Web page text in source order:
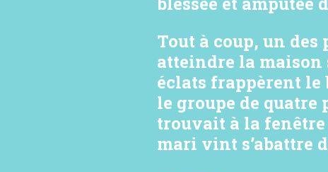
Tout à coup, un
atteindre la maison
éclats frappèrent le
le groupe de quatre
trouvait à la fenêtre
mari vint s’abattre